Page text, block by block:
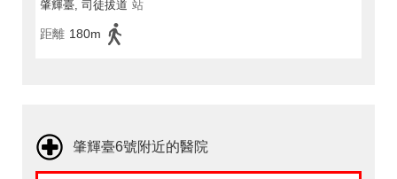
肇輝臺, 司徒拔道 站
距離 180m
肇輝臺6號附近的醫院